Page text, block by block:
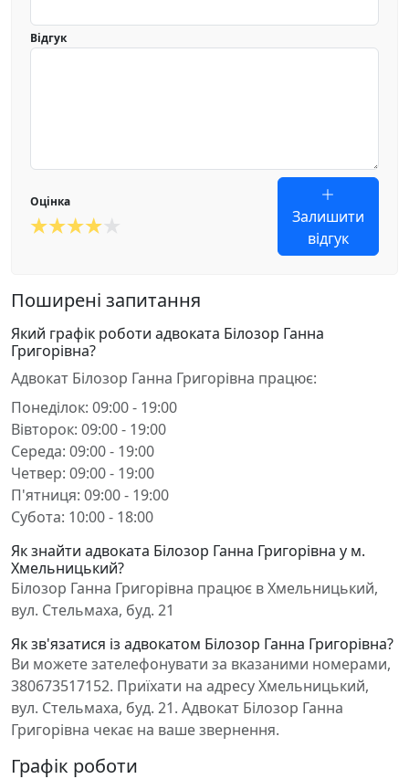
Відгук
Оцінка
Залишити
відгук
Поширені запитання
Який графік роботи адвоката Білозор Ганна
Григорівна?
Адвокат Білозор Ганна Григорівна працює:
Понеділок: 09:00 - 19:00
Вівторок: 09:00 - 19:00
Середа: 09:00 - 19:00
Четвер: 09:00 - 19:00
П'ятниця: 09:00 - 19:00
Субота: 10:00 - 18:00
Як знайти адвоката Білозор Ганна Григорівна у м.
Хмельницький?
Білозор Ганна Григорівна працює в Хмельницький,
вул. Стельмаха, буд. 21
Як зв'язатися із адвокатом Білозор Ганна Григорівна?
Ви можете зателефонувати за вказаними номерами,
380673517152. Приїхати на адресу Хмельницький,
вул. Стельмаха, буд. 21. Адвокат Білозор Ганна
Григорівна чекає на ваше звернення.
Графік роботи